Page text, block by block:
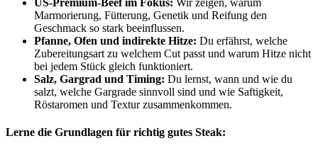
Marmorierung, Fütterung, Genetik und Reifung den
Geschmack so stark beeinflussen.
Pfanne, Ofen und indirekte Hitze: Du erfährst, welche
Zubereitungsart zu welchem Cut passt und warum Hitze nicht
bei jedem Stück gleich funktioniert.
Salz, Gargrad und Timing: Du lernst, wann und wie du
salzt, welche Gargrade sinnvoll sind und wie Saftigkeit,
Röstaromen und Textur zusammenkommen.
Lerne die Grundlagen für richtig gutes Steak: